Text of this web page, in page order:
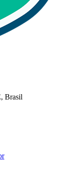
Brasil